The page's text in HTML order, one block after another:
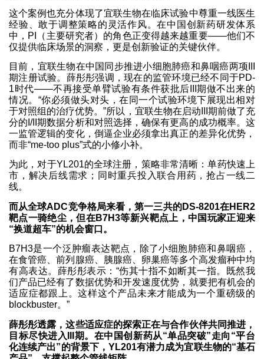
这个案例也充分体现了宜联生物在临床试验中尊重一线医生
经验、敢于调整策略的灵活作风。在中国创新药研发体系
中，PI（主要研究者）的角色正变得越来越重要——他们不
仅提供临床场景的洞察，更是创新验证的关键伙伴。
目前，宜联生物在中国同步推进小细胞肺癌和鼻咽癌两项III
期注册试验。薛彤彤强调，现在的监管环境已经不同于PD-
1时代——不再接受单臂试验有条件获批后III期做不出来的
情况。“你必须做头对头，在同一个试验环境下展现出相对
于对照组的治疗优势。”所以，宜联生物在启动III期前做了充
分的I/II期数据分析和对照选择，确保有更高的成功概率。这
一监管逻辑的变化，倒逼企业必须拿出真正的差异化优势，
而非“me-too plus”式的小修小补。
为此，对于YL201的全球注册，策略非常清晰：单药快速上
市，解决后线需求；同时重兵投入联合用药，抢占一线二
线。
而从全球ADC竞争格局来看，第一三共的DS-8201在HER2
靶点一骑绝尘，但在B7H3等新兴靶点上，中国玩家正迎来
“换道超车”的机会窗口。
B7H3是一个泛肿瘤表达靶点，除了小细胞肺癌和鼻咽癌，
在食管癌、前列腺癌、胰腺癌、卵巢癌等多个高发瘤种中均
有高表达。薛彤彤表示：“伤其十指不如断其一指。既然我
们产品已经有了数据优势和开发速度优势，就要把有机会的
适应症都跟上。这样这个产品未来才能成为一个重磅级的
blockbuster。”
薛彤彤透露，这些适应症的探索正在与合作伙伴共同推进，
目标尽快进入III期。在中国创新药从“单品突破”走向“平台
化连续产出”的背景下，YL201有潜力成为宜联生物的“基石